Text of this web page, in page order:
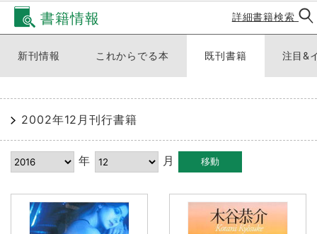
書籍情報 詳細書籍検索
新刊情報 これからでる本 既刊書籍 注目&
2002年12月刊行書籍
年 月